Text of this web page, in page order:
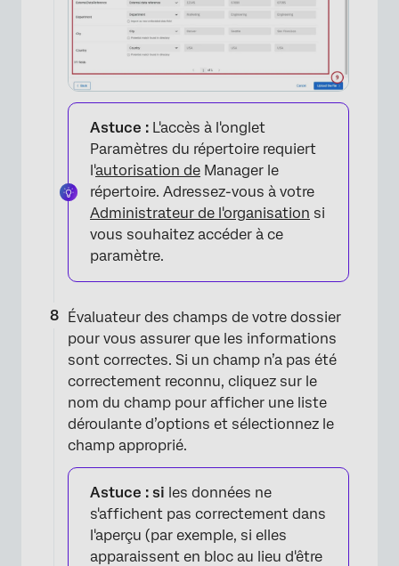
Astuce : L'accès à l'onglet
Paramètres du répertoire requiert
l'autorisation de Manager le
répertoire. Adressez-vous à votre
Administrateur de l'organisation si
vous souhaitez accéder à ce
paramètre.
Évaluateur des champs de votre dossier
pour vous assurer que les informations
sont correctes. Si un champ n’a pas été
correctement reconnu, cliquez sur le
nom du champ pour afficher une liste
déroulante d’options et sélectionnez le
champ approprié.
Astuce : si les données ne
s'affichent pas correctement dans
l'aperçu (par exemple, si elles
apparaissent en bloc au lieu d'être